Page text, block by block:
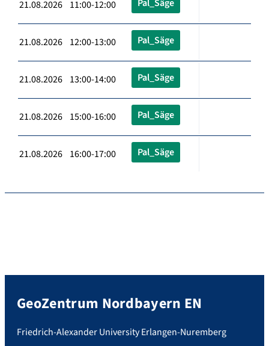
21.08.2026 11:00-12:00 Pal_Säge
21.08.2026 12:00-13:00 Pal_Säge
21.08.2026 13:00-14:00 Pal_Säge
21.08.2026 15:00-16:00 Pal_Säge
21.08.2026 16:00-17:00 Pal_Säge
GeoZentrum Nordbayern EN
Friedrich-Alexander University Erlangen-Nuremberg